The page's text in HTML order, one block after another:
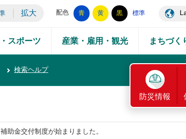
拡大 配色 青 黄 黒 標準
スポーツ 産業・雇用・観光 まちづく
検索ヘルプ
防災情報
助金交付制度が始まりました。